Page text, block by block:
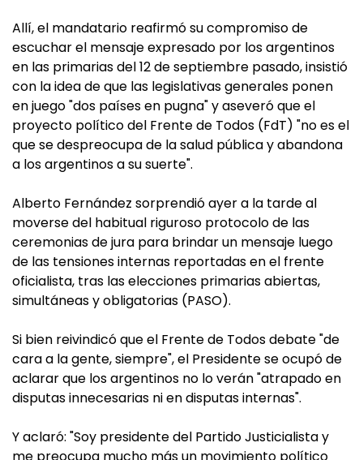
Allí, el mandatario reafirmó su compromiso de
escuchar el mensaje expresado por los argentinos
en las primarias del 12 de septiembre pasado, insistió
con la idea de que las legislativas generales ponen
en juego "dos países en pugna" y aseveró que el
proyecto político del Frente de Todos (FdT) "no es el
que se despreocupa de la salud pública y abandona
a los argentinos a su suerte".
Alberto Fernández sorprendió ayer a la tarde al
moverse del habitual riguroso protocolo de las
ceremonias de jura para brindar un mensaje luego
de las tensiones internas reportadas en el frente
oficialista, tras las elecciones primarias abiertas,
simultáneas y obligatorias (PASO).
Si bien reivindicó que el Frente de Todos debate "de
cara a la gente, siempre", el Presidente se ocupó de
aclarar que los argentinos no lo verán "atrapado en
disputas innecesarias ni en disputas internas".
Y aclaró: "Soy presidente del Partido Justicialista y